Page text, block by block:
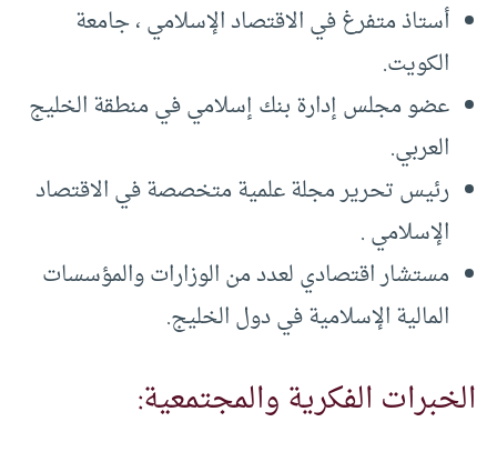
أستاذ متفرغ في الاقتصاد الإسلامي ، جامعة
الكويت.
عضو مجلس إدارة بنك إسلامي في منطقة الخليج
العربي.
رئيس تحرير مجلة علمية متخصصة في الاقتصاد
الإسلامي .
مستشار اقتصادي لعدد من الوزارات والمؤسسات
المالية الإسلامية في دول الخليج.
الخبرات الفكرية والمجتمعية: